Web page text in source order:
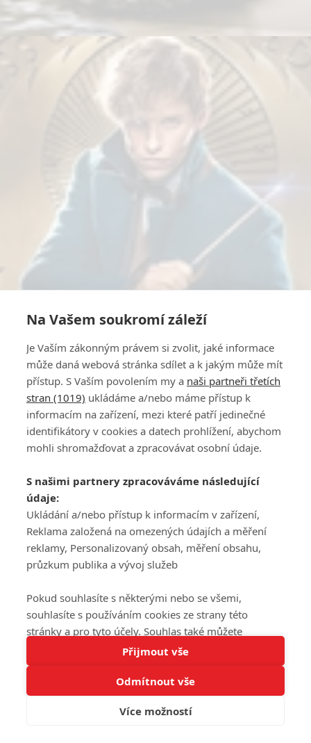
Tato stránka používá soubory cookies.
Rozumím
Na Vašem soukromí záleží
Je Vaším zákonným právem si zvolit, jaké informace
může daná webová stránka sdílet a k jakým může mít
přístup. S Vaším povolením my a naši partneři třetích
stran (1019) ukládáme a/nebo máme přístup k
informacím na zařízení, mezi které patří jedinečné
identifikátory v cookies a datech prohlížení, abychom
mohli shromažďovat a zpracovávat osobní údaje.
S našimi partnery zpracováváme následující
údaje:
Ukládání a/nebo přístup k informacím v zařízení,
Reklama založená na omezených údajích a měření
reklamy, Personalizovaný obsah, měření obsahu,
průzkum publika a vývoj služeb
Pokud souhlasíte s některými nebo se všemi,
souhlasíte s používáním cookies ze strany této
stránky a pro tyto účely. Souhlas také můžete
odmítnout, ale v takovém případě vám na stránce
nebudou k dispozici některé personalizované funkce.
Vaše volby souhlasu se budou vztahovat pouze na
tuto webovou stránku. Vaše nastavení a odvolání
souhlasu můžete kdykoli změnit na stránce s
Přijmout vše
Odmítnout vše
Více možností